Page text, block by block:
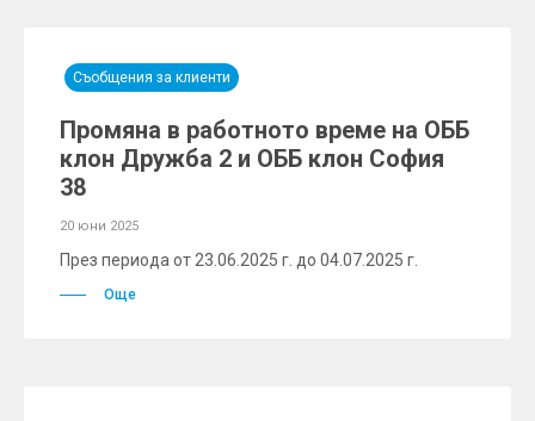
Съобщения за клиенти
Промяна в работното време на ОББ
клон Дружба 2 и ОББ клон София
38
20 юни 2025
През периода от 23.06.2025 г. до 04.07.2025 г.
Още